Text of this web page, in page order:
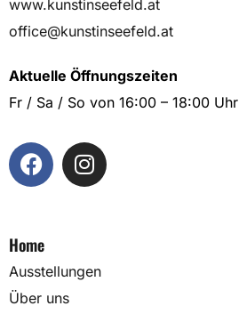
www.kunstinseefeld.at
office@kunstinseefeld.at
Aktuelle Öffnungszeiten
Fr / Sa / So von 16:00 – 18:00 Uhr
Home
Ausstellungen
Über uns